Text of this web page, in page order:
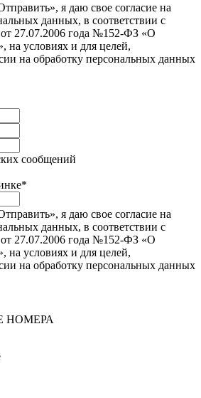
я даю свое согласие на
данных, в соответствии с
27.07.2006 года №152-ФЗ «О
на условиях и для целей,
на обработку персональных данных
сообщений
*
я даю свое согласие на
данных, в соответствии с
27.07.2006 года №152-ФЗ «О
на условиях и для целей,
на обработку персональных данных
НОМЕРА